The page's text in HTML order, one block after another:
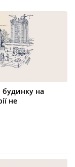
будинку на
не